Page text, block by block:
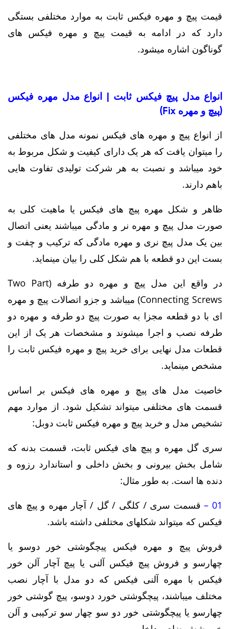
قیمت پیچ و مهره فیکس ثابت به موارد مختلفی بستگی
دارد که در ادامه به قیمت پیچ و مهره فیکس های
گوناگون اشاره میشود.
انواع مدل پیچ فیکس ثابت | انواع مدل مهره فیکس
(پیچ و مهره Fix)
از انواع پیچ و مهره های فیکس نمونه مدل های مختلفی
را میتوان یافت که هر یک دارای کیفیت و شکل مربوط به
خود میباشد و نصبت به هر شرکت تولیدی تفاوت هایی
باهم دارند.
ظاهر و شکل مهره پیچ های فیکس یا ماهیت کلی به
صورت مدل پیچ و مهره نر و مادگی میباشند یعنی اتصال
بین یک مدل پیچ نری و مهره مادگی که ترکیب و چفت و
بست این دو قطعه با هم شکل کلی را بیان مینماید.
در واقع این مدل پیچ و مهره دو طرفه (Two Part
Connecting Screws) میباشد و جزو اتصالات پیچ و مهره
ای با دو قطعه مجزا به صورت پیچ دو طرفه و مهره دو
طرفه نصب و اجرا میشوند و مشخصات هر یک از این
قطعات مدل نهایی برای خرید پیچ و مهره فیکس ثابت را
مشخص مینماید.
خاصیت مدل های پیچ و مهره های فیکس بر اساس
قسمت های مختلفی میتواند تشکیل شود. از موارد مهم
تشخیص مدل و خرید پیچ و مهره فیکس ثابت دوبل:
سری گل مهره و پیچ های فیکس ثابت، قسمت بدنه که
شامل بخش بیرونی و بخش داخلی و استاندارد رزوه و
دنده ها است. به طور مثال:
01 –
قسمت سری / کلگی / گل / آچار مهره و پیچ های
فیکس که میتواند شکلهای مختلفی داشته باشد.
فروش پیچ و مهره فیکس پیچگوشتی خور دوسو یا
چهارسو و فروش پیچ فیکس آلنی یا پیچ آچار آلن خور
فیکس با مهره آلنی فیکس که دو مدل با آچار نصب
مختلف میباشند، پیچگوشتی خورد دوسو، پیچ گوشتی خور
چهارسو یا پیچگوشتی خور دو سو چهار سو ترکیبی و آلن